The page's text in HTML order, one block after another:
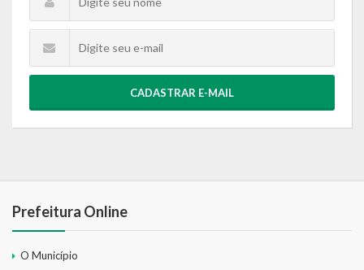
CADASTRAR E-MAIL
Prefeitura Online
O Município